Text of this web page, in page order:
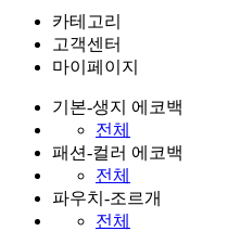
카테고리
고객센터
마이페이지
기본-생지 에코백
전체
패션-컬러 에코백
전체
파우치-조르개
전체